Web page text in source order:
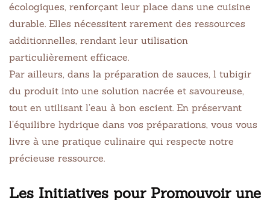
écologiques, renforçant leur place dans une cuisine
durable. Elles nécessitent rarement des ressources
additionnelles, rendant leur utilisation
particulièrement efficace.
Par ailleurs, dans la préparation de sauces, l tubigir
du produit into une solution nacrée et savoureuse,
tout en utilisant l’eau à bon escient. En préservant
l’équilibre hydrique dans vos préparations, vous vous
livre à une pratique culinaire qui respecte notre
précieuse ressource.
Les Initiatives pour Promouvoir une